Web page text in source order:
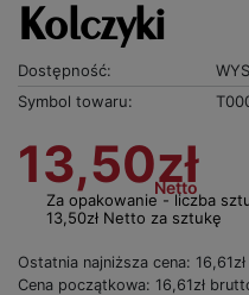
Kolczyki
Dostępność:
Symbol towaru:
13,50zł
Netto
Za opakowanie - liczba
13,50zł Netto za sztukę
Ostatnia najniższa cena:
Cena początkowa: 16,61zł